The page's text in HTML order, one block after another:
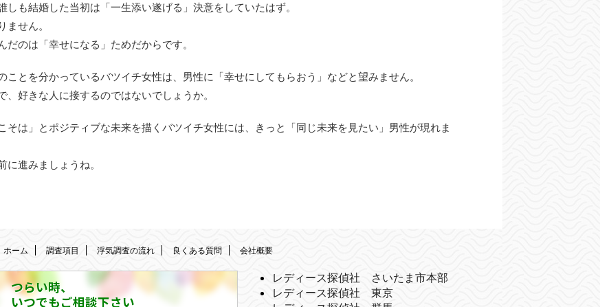
も結婚した当初は「一生添い遂げる」決意をしていたはず。
せん。
のは「幸せになる」ためだからです。
とを分かっているバツイチ女性は、男性に「幸せにしてもらおう」などと望みません。
好きな人に接するのではないでしょうか。
そは」とポジティブな未来を描くバツイチ女性には、きっと「同じ未来を見たい」男性が現れま
進みましょうね。
ホーム 調査項目 浮気調査の流れ 良くある質問 会社概要
つらい時、
いつでもご相談下さい
レディース探偵社 さいたま市本部
レディース探偵社 東京